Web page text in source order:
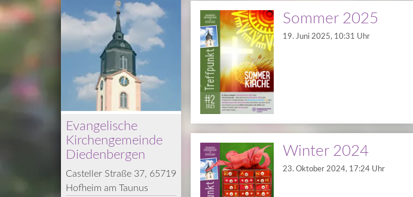
Evangelische
Kirchengemeinde
Diedenbergen
Casteller Straße 37, 65719
Hofheim am Taunus
Sommer 2025
19. Juni 2025, 10:31 Uhr
Winter 2024
23. Oktober 2024, 17:24 Uhr